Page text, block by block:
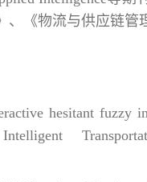
《物流与供应链管
hesitant fuzzy